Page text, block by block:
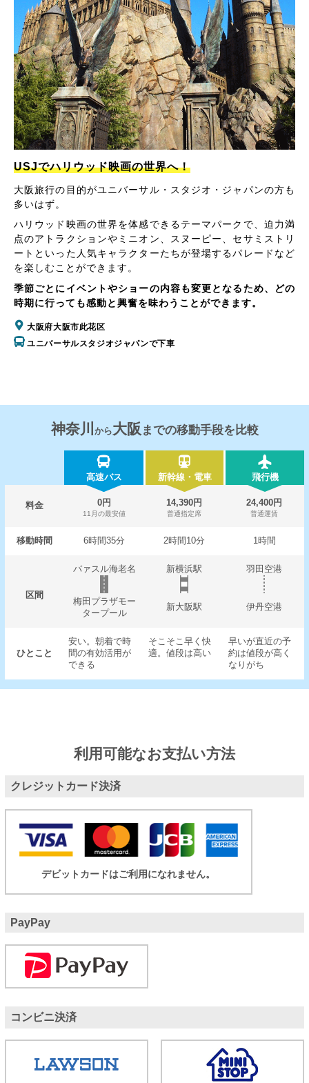
USJでハリウッド映画の世界へ！
大阪旅行の目的がユニバーサル・スタジオ・ジャパンの方も
多いはず。
ハリウッド映画の世界を体感できるテーマパークで、迫力満
点のアトラクションやミニオン、スヌーピー、セサミストリ
ートといった人気キャラクターたちが登場するパレードなど
を楽しむことができます。
季節ごとにイベントやショーの内容も変更となるため、どの
時期に行っても感動と興奮を味わうことができます。
大阪府大阪市此花区
ユニバーサルスタジオジャパンで下車
神奈川 から大阪 までの移動手段を比較
高速バス 新幹線・電車 飛行機
料金 0円
11月の最安値
14,390円
普通指定席
24,400円
普通運賃
移動時間 6時間35分 2時間10分 1時間
区間
バァスル海老名 新横浜駅 羽田空港
梅田プラザモー
タープール
新大阪駅 伊丹空港
ひとこと
安い。朝着で時
間の有効活用が
できる
そこそこ早く快
適。値段は高い
早いが直近の予
約は値段が高く
なりがち
利用可能なお支払い方法
クレジットカード決済
デビットカードはご利用になれません。
PayPay
コンビニ決済